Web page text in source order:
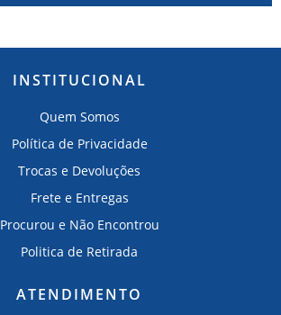
INSTITUCIONAL
Quem Somos
Política de Privacidade
Trocas e Devoluções
Frete e Entregas
Procurou e Não Encontrou
Politica de Retirada
ATENDIMENTO